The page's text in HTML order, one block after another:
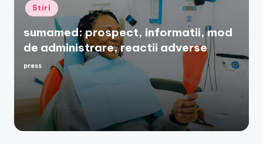
Posted
in
Stiri
sumamed: prospect, informatii, mod
de administrare, reactii adverse
Posted
press